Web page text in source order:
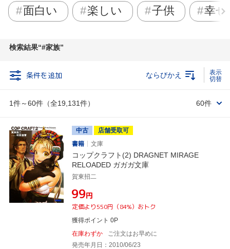
面白い 楽しい 子供 幸せ
検索結果 #家族
条件を追加
1件～60件（全19,131件）
ならびかえ
60件
中古
店舗受取可
書籍
文庫
コップクラフト(2) DRAGNET MIRAGE
RELOADED ガガガ文庫
賀東招二
¥99円
定価より550円（84%）おトク
獲得ポイント 0P
在庫わずか
ご注文はお早めに
発売年月日：2010/06/23